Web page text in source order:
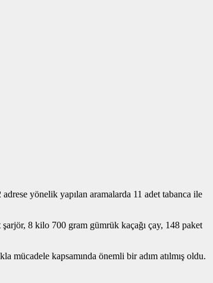
yönelik yapılan aramalarda 11 adet tabanca ile
8 kilo 700 gram gümrük kaçağı çay, 148 paket
mücadele kapsamında önemli bir adım atılmış oldu.